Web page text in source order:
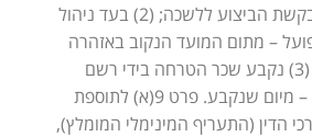
מיום שהוגשה בקשת הביצוע ללשכה; (2) בעד ניהול
– מתום המועד הנקוב באזהרה
לתשלום החוב; (3) נקבע שכר הטרחה בידי רשם
ההוצאה לפועל – מיום שנקבע. פרט 9(א) לתוספת
הדין (התעריף המינימלי המומלץ),